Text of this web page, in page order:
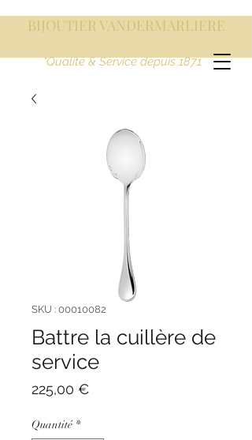
BIJOUTIER VANDERMARLIERE
"Qualité & Service depuis 1871
SKU : 00010082
Battre la cuillère de
service
225,00 €Prix
Quantité *